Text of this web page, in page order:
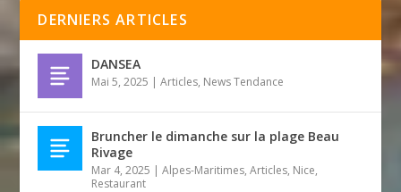
DERNIERS ARTICLES
DANSEA
Mai 5, 2025 |Articles, News Tendance
Bruncher le dimanche sur la plage Beau
Rivage
Mar 4, 2025 |Alpes-Maritimes,Articles, Nice,
Restaurant